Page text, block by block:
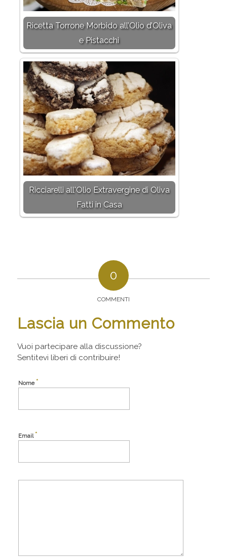
Ricetta Torrone Morbido all’Olio d’Oliva
e Pistacchi
Ricciarelli all'Olio Extravergine di Oliva
Fatti in Casa
0
COMMENTI
Lascia un Commento
Vuoi partecipare alla discussione?
Sentitevi liberi di contribuire!
Nome*
Email*